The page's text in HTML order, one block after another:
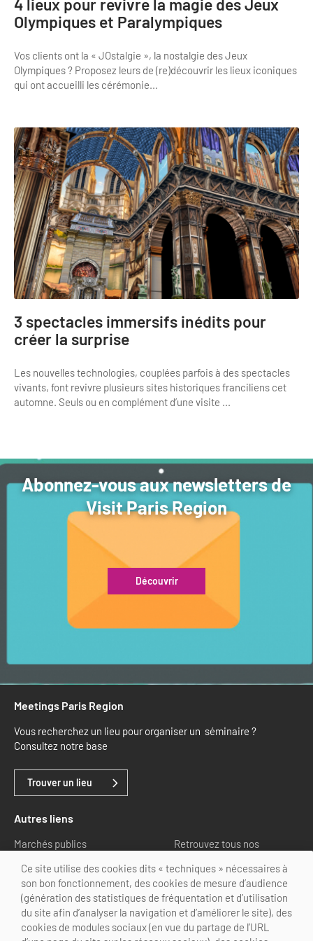
Annuaire accessibilité
Le Label Villes et Villages Fleuris
L'organisation du label
L'organisation des visites
Remise des Prix
Inscription à la newsletter
Institutionnels du tourisme
4 lieux pour revivre la magie des Jeux
Olympiques et Paralympiques
Vos clients ont la « JOstalgie », la nostalgie des Jeux
Olympiques ? Proposez leurs de (re)découvrir les lieux iconiques
qui ont accueilli les cérémonie...
3 spectacles immersifs inédits pour
créer la surprise
Les nouvelles technologies, couplées parfois à des spectacles
vivants, font revivre plusieurs sites historiques franciliens cet
automne. Seuls ou en complément d’une visite ...
Abonnez-vous aux newsletters de
Visit Paris Region
Découvrir
Meetings Paris Region
Vous recherchez un lieu pour organiser un séminaire ?
Consultez notre base
Trouver un lieu
Autres liens
Marchés publics
Retrouvez tous nos
Nous suivre
Ce site utilise des cookies dits « techniques » nécessaires à
son bon fonctionnement, des cookies de mesure d’audience
(génération des statistiques de fréquentation et d’utilisation
du site afin d’analyser la navigation et d’améliorer le site), des
cookies de modules sociaux (en vue du partage de l’URL